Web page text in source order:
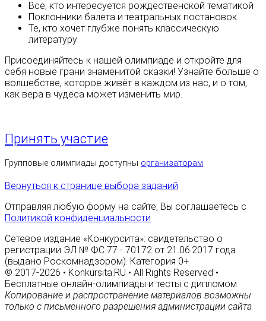
Все, кто интересуется рождественской тематикой
Поклонники балета и театральных постановок
Те, кто хочет глубже понять классическую
литературу
Присоединяйтесь к нашей олимпиаде и откройте для
себя новые грани знаменитой сказки! Узнайте больше о
волшебстве, которое живёт в каждом из нас, и о том,
как вера в чудеса может изменить мир.
Принять участие
Групповые олимпиады доступны организаторам
Вернуться к странице выбора заданий
Отправляя любую форму на сайте, Вы соглашаетесь с
Политикой конфиденциальности
Сетевое издание «Конкурсита»: свидетельство о
регистрации ЭЛ № ФС 77 - 70172 от 21.06.2017 года
(выдано Роскомнадзором). Категория 0+
© 2017-2026 • Konkursita.RU • All Rights Reserved •
Бесплатные онлайн-олимпиады и тесты с дипломом
Копирование и распространение материалов возможны
только с письменного разрешения администрации сайта